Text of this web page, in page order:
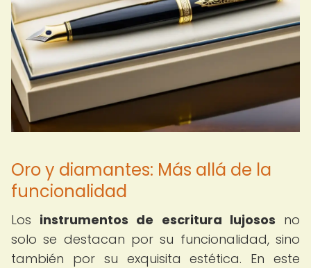
Oro y diamantes: Más allá de la
funcionalidad
Los instrumentos de escritura lujosos no
solo se destacan por su funcionalidad, sino
también por su exquisita estética. En este